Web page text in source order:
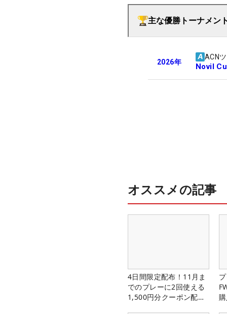
主な優勝トーナメント
2026年
ACN
Novil
オススメの記事
4日間限定配布！11月ま
でのプレーに2回使える
1,500円分クーポン配布